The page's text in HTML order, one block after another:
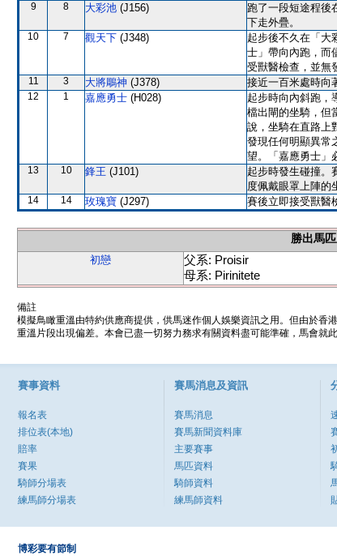
9 8 大彩池 (J156)
跑了一段短途程後
下走外疊。
10 7 觀天下 (J348)
起步後不久在「大
士」帶向內跑，而
受獸醫檢查，並無
11 3 大將鵰神 (J378) 接近一百米處時向
12 1 嘉應勇士 (H028)
起步時向內斜跑，
檔出閘的坐騎，但
說，坐騎在直路上
發現任何明顯異常
望。「嘉應勇士」
13 10 鋒王 (J101)
起步時發生碰撞。
度佩戴眼罩上陣的
14 14 玫瑰寶 (J297) 賽後立即接受獸醫
勝出馬
初戀
父系: Proisir
母系: Pirinitete
備註
模擬鳥瞰重溫由特約供應商提供，供馬迷作個人娛樂資訊之用。但由於
重溫片段出現偏差。本會已盡一切努力務求有關資料盡可能準確，馬會就
賽事資料
報名表
排位表(本地)
賠率
賽果
騎師分場表
練馬師分場表
賽馬消息及資訊
賽馬消息
賽馬新聞資料庫
主要賽事
馬匹資料
騎師資料
練馬師資料
博彩要有節制